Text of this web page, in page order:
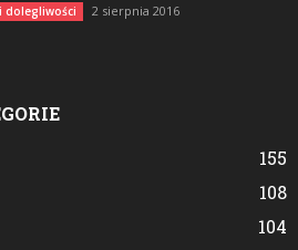
dolegliwości 2 sierpnia 2016
155
108
104